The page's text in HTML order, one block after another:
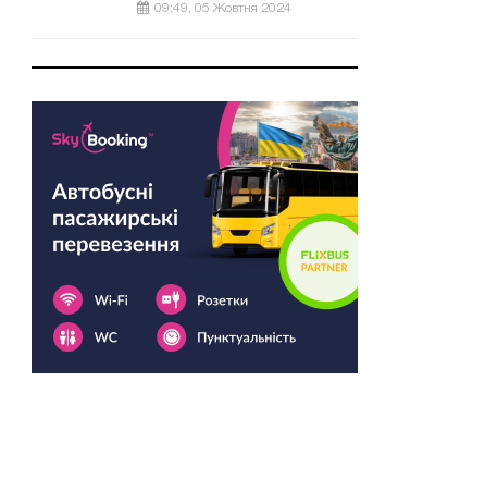
09:49, 05 Жовтня 2024